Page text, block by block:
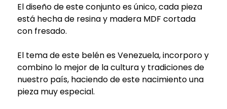
El diseño de este conjunto es único, cada pieza
está hecha de resina y madera MDF cortada
con fresado.
El tema de este belén es Venezuela, incorporo y
combino lo mejor de la cultura y tradiciones de
nuestro país, haciendo de este nacimiento una
pieza muy especial.